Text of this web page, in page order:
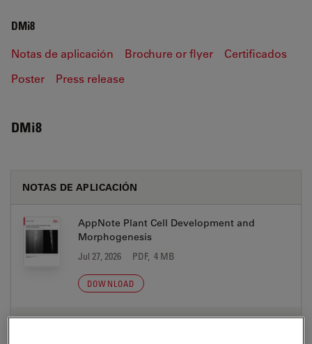
DMi8
Notas de aplicación Brochure or flyer
Certificados
Poster
Press release
DMi8
NOTAS DE APLICACIÓN
AppNote Plant Cell Development and
Morphogenesis
Jul 27, 2026 PDF, 4 MB
DOWNLOAD